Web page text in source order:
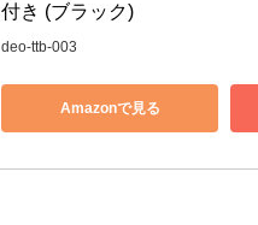
付き (ブラック)
deo-ttb-003
Amazonで見る